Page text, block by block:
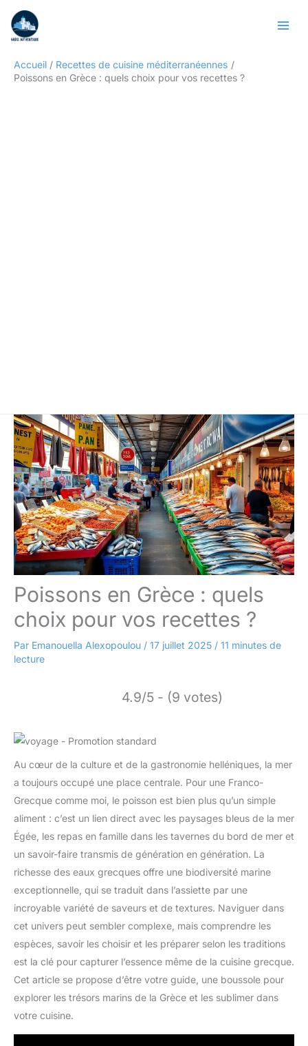
contenu
Accueil
Recettes de cuisine méditerranéennes
Poissons en Grèce : quels choix pour vos recettes ?
Poissons en Grèce : quels
choix pour vos recettes ?
Par Emanouella Alexopoulou / 17 juillet 2025 / 11 minutes de
lecture
4.9/5 - (9 votes)
Au cœur de la culture et de la gastronomie helléniques, la mer
a toujours occupé une place centrale. Pour une Franco-
Grecque comme moi, le poisson est bien plus qu’un simple
aliment : c’est un lien direct avec les paysages bleus de la mer
Égée, les repas en famille dans les tavernes du bord de mer et
un savoir-faire transmis de génération en génération. La
richesse des eaux grecques offre une biodiversité marine
exceptionnelle, qui se traduit dans l’assiette par une
incroyable variété de saveurs et de textures. Naviguer dans
cet univers peut sembler complexe, mais comprendre les
espèces, savoir les choisir et les préparer selon les traditions
est la clé pour capturer l’essence même de la cuisine grecque.
Cet article se propose d’être votre guide, une boussole pour
explorer les trésors marins de la Grèce et les sublimer dans
votre cuisine.
Rechercher